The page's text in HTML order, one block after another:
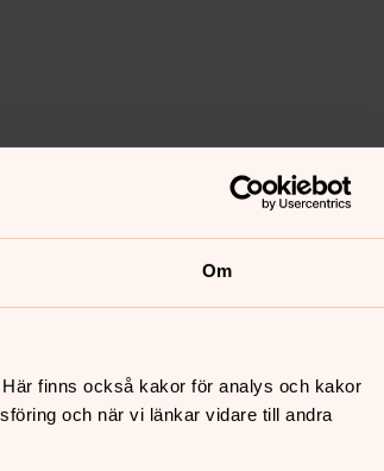
Om
finns också kakor för analys och kakor
och när vi länkar vidare till andra